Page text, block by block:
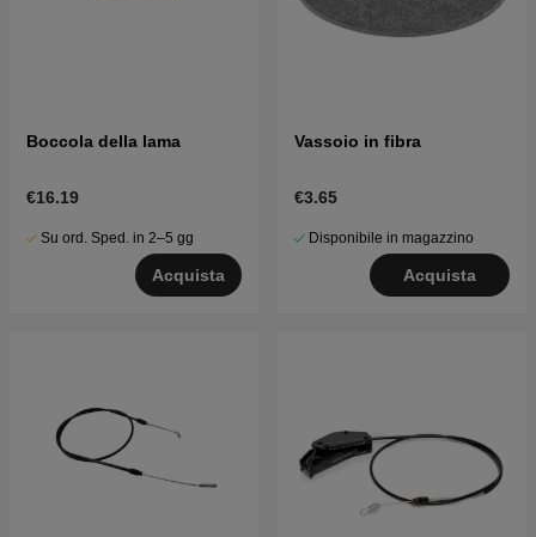
Boccola della lama
€16.19
Su ord. Sped. in 2–5 gg
Acquista
Vassoio in fibra
€3.65
Disponibile in magazzino
Acquista